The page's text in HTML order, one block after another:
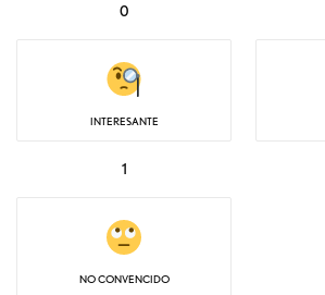
0
INTERESANTE
1
NO CONVENCIDO